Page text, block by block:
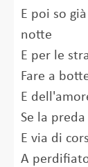
E poi so
notte
E per le
Fare a
E
Se la
E via di
A